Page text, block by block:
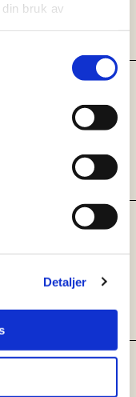
bruk av
Detaljer
med
av eget
og
av